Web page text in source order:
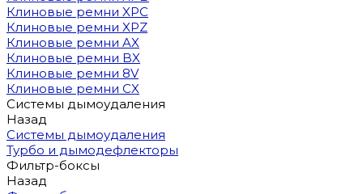
Клиновые ремни XPC
Клиновые ремни XPZ
Клиновые ремни AX
Клиновые ремни BX
Клиновые ремни 8V
Клиновые ремни CX
Системы дымоудаления
Назад
Системы дымоудаления
Турбо и дымодефлекторы
Фильтр-боксы
Назад